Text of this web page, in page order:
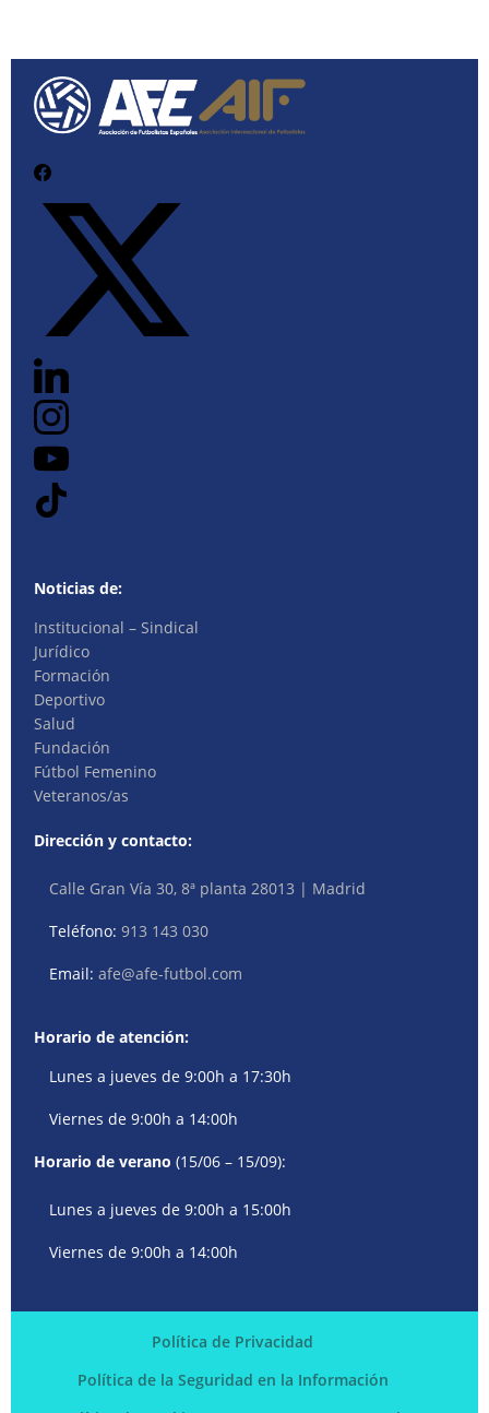
Noticias de:
Institucional – Sindical
Jurídico
Formación
Deportivo
Salud
Fundación
Fútbol Femenino
Veteranos/as
Dirección y contacto:
Calle Gran Vía 30, 8ª planta 28013 | Madrid
Teléfono:913 143 030
Email:afe@afe-futbol.com
Horario de atención:
Lunes a jueves de 9:00h a 17:30h
Viernes de 9:00h a 14:00h
Horario de verano (15/06 – 15/09):
Lunes a jueves de 9:00h a 15:00h
Viernes de 9:00h a 14:00h
Política de Privacidad
Política de la Seguridad en la Información